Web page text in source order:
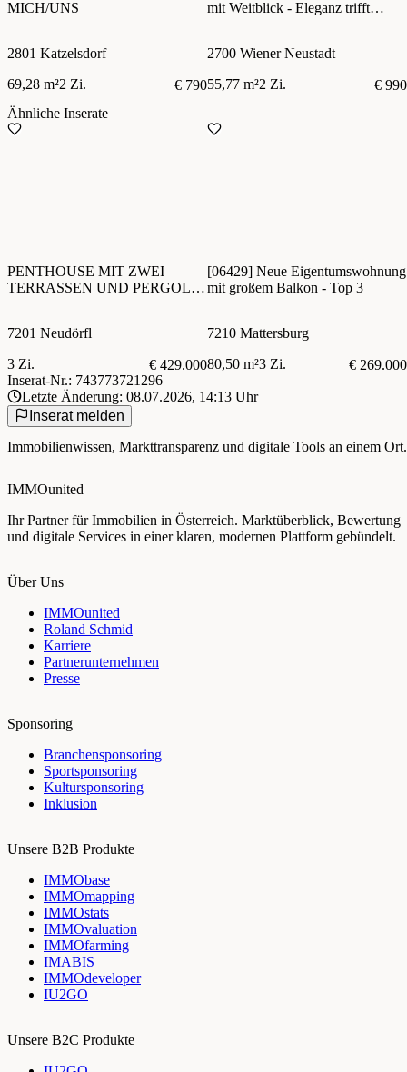
MICH/UNS
2801 Katzelsdorf
69,28 m²2 Zi. € 790
mit Weitblick - Eleganz trifft
2700 Wiener Neustadt
55,77 m²2 Zi.
€ 990
Ähnliche Inserate
PENTHOUSE MIT ZWEI
TERRASSEN UND PERGOLA
7201 Neudörfl
3 Zi.
€ 429.000
[06429] Neue Eigentumswohnung
mit großem Balkon - Top 3
7210 Mattersburg
80,50 m²3 Zi.
€ 269.000
Inserat-Nr.: 743773721296
Letzte Änderung: 08.07.2026, 14:13 Uhr
Inserat melden
Immobilienwissen, Markttransparenz und digitale Tools an einem Ort.
IMMOunited
Ihr Partner für Immobilien in Österreich. Marktüberblick, Bewertung
und digitale Services in einer klaren, modernen Plattform gebündelt.
Über Uns
IMMOunited
Roland Schmid
Karriere
Partnerunternehmen
Presse
Sponsoring
Branchensponsoring
Sportsponsoring
Kultursponsoring
Inklusion
Unsere B2B Produkte
IMMObase
IMMOmapping
IMMOstats
IMMOvaluation
IMMOfarming
IMABIS
IMMOdeveloper
IU2GO
Unsere B2C Produkte